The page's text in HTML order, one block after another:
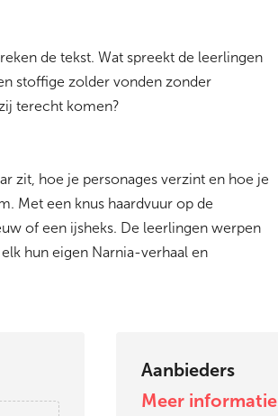
de tekst. Wat spreekt de leerlingen
stoffige zolder vonden zonder
terecht komen?
zit, hoe je personages verzint en hoe je
Met een knus haardvuur op de
of een ijsheks. De leerlingen werpen
hun eigen Narnia-verhaal en
Aanbieders
Meer informatie